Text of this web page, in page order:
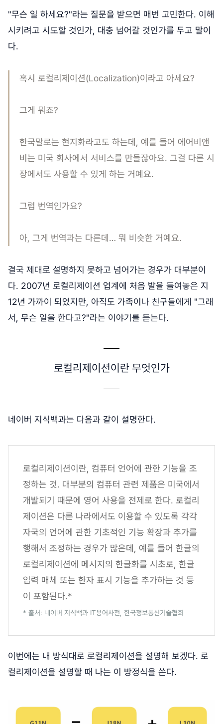
"무슨 일 하세요?"라는 질문을 받으면 매번 고민한다. 이해
시키려고 시도할 것인가, 대충 넘어갈 것인가를 두고 말이
다.
혹시 로컬리제이션(Localization)이라고 아세요?
그게 뭐죠?
한국말로는 현지화라고도 하는데, 예를 들어 에어비앤
비는 미국 회사에서 서비스를 만들잖아요. 그걸 다른 시
장에서도 사용할 수 있게 하는 거예요.
그럼 번역인가요?
아, 그게 번역과는 다른데… 뭐 비슷한 거예요.
결국 제대로 설명하지 못하고 넘어가는 경우가 대부분이
다. 2007년 로컬리제이션 업계에 처음 발을 들여놓은 지
12년 가까이 되었지만, 아직도 가족이나 친구들에게 "그래
서, 무슨 일을 한다고?"라는 이야기를 듣는다.
로컬리제이션이란 무엇인가
네이버 지식백과는 다음과 같이 설명한다.
로컬리제이션이란, 컴퓨터 언어에 관한 기능을 조
정하는 것. 대부분의 컴퓨터 관련 제품은 미국에서
개발되기 때문에 영어 사용을 전제로 한다. 로컬리
제이션은 다른 나라에서도 이용할 수 있도록 각각
자국의 언어에 관한 기초적인 기능 확장과 추가를
행해서 조정하는 경우가 많은데, 예를 들어 한글의
로컬리제이션에 메시지의 한글화를 시초로, 한글
입력 매체 또는 한자 표시 기능을 추가하는 것 등
이 포함된다.*
* 출처: 네이버 지식백과 IT용어사전, 한국정보통신기술협회
이번에는 내 방식대로 로컬리제이션을 설명해 보겠다. 로
컬리제이션을 설명할 때 나는 이 방정식을 쓴다.